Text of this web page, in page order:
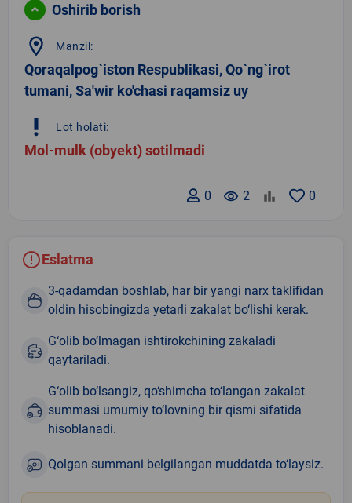
Oshirib borish
location_on Manzil:
Qoraqalpog`iston Respublikasi, Qo`ng`irot
tumani, Sa'wir ko'chasi raqamsiz uy
priority_high Lot holati:
Mol-mulk (obyekt) sotilmadi
0
remove_red_eye 2
0
Eslatma
3-qadamdan boshlab, har bir yangi narx taklifidan
oldin hisobingizda yetarli zakalat bo‘lishi kerak.
G‘olib bo‘lmagan ishtirokchining zakaladi
qaytariladi.
G‘olib bo‘lsangiz, qo‘shimcha to‘langan zakalat
summasi umumiy to‘lovning bir qismi sifatida
hisoblanadi.
Qolgan summani belgilangan muddatda to‘laysiz.